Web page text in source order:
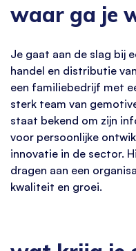
waar ga je
Je gaat aan de slag bij
handel en distributie
een familiebedrijf met
sterk team van
staat bekend om zijn
voor persoonlijke
innovatie in de sector.
dragen aan een
kwaliteit en groei.